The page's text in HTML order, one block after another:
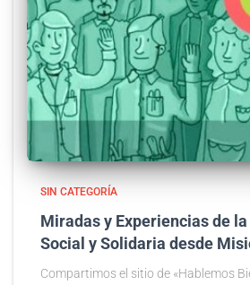
SIN CATEGORÍA
Miradas y Experiencias de
Social y Solidaria desde
Compartimos el sitio de «Hablemos